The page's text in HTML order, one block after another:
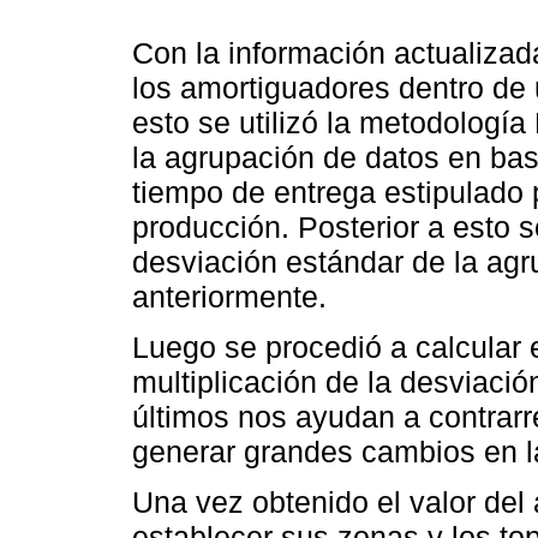
Con la información
los amortiguadores dentro
esto se utilizó la
la agrupación de datos en
tiempo de entrega
producción. Posterior a esto
desviación estándar de la
anteriormente.
Luego se procedió a calcular
multiplicación de la
últimos nos ayudan a
generar grandes cambios en
Una vez obtenido el valor